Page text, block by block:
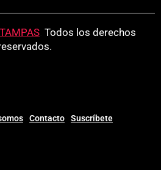
Todos los derechos
Contacto Suscríbete